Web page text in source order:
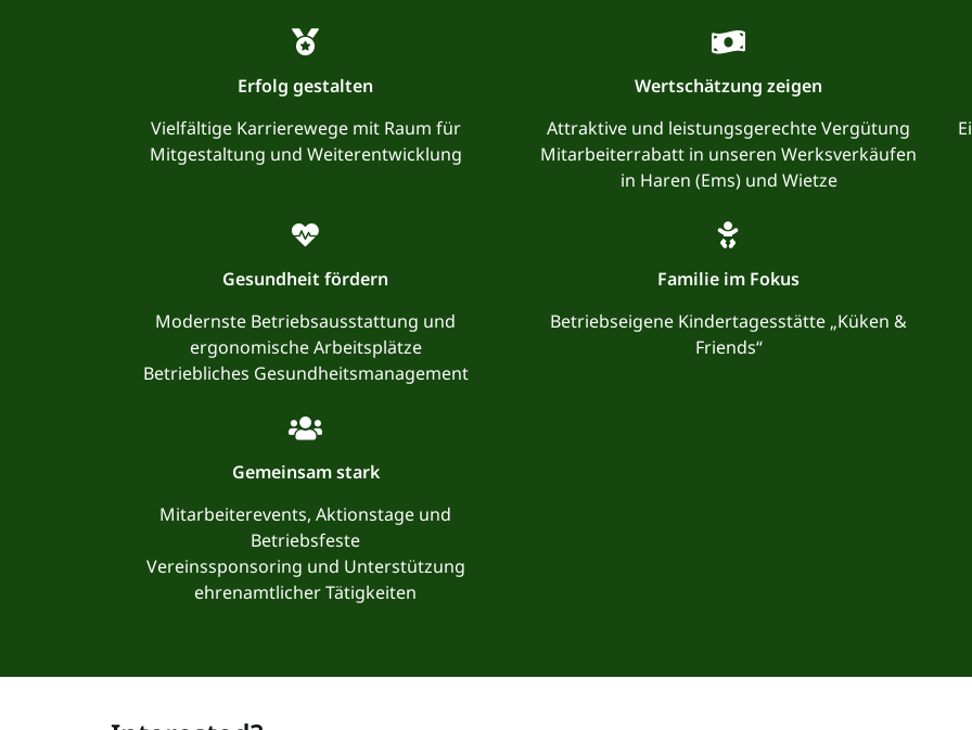
Erfolg gestalten
Vielfältige Karrierewege mit Raum für
Mitgestaltung und Weiterentwicklung
Wertschätzung zeigen
Attraktive und leistungsgerechte Vergütung
Mitarbeiterrabatt in unseren Werksverkäufen
in Haren (Ems) und Wietze
Gesundheit fördern
Modernste Betriebsausstattung und
ergonomische Arbeitsplätze
Betriebliches Gesundheitsmanagement
Familie im Fokus
Betriebseigene Kindertagesstätte „Küken &
Friends“
Gemeinsam stark
Mitarbeiterevents, Aktionstage und
Betriebsfeste
Vereinssponsoring und Unterstützung
ehrenamtlicher Tätigkeiten